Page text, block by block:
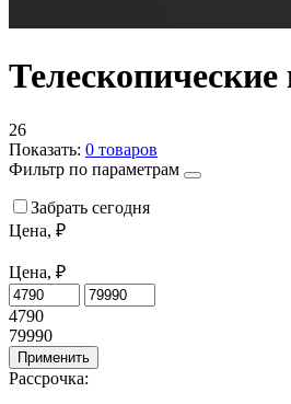
Телескопические
26
Показать: 0 товаров
Фильтр по параметрам
Забрать сегодня
Цена, ₽
Цена, ₽
4790
79990
Применить
Рассрочка: